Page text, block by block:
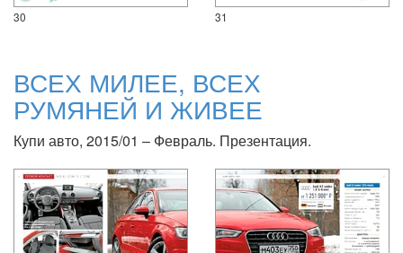
30 31
ВСЕХ МИЛЕЕ, ВСЕХ
РУМЯНЕЙ И ЖИВЕЕ
Купи авто, 2015/01 – Февраль. Презентация.